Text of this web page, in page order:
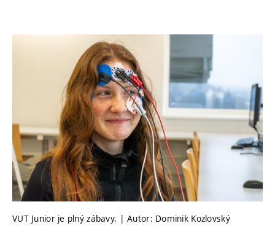
VUT Junior je plný zábavy. | Autor: Dominik Kozlovský